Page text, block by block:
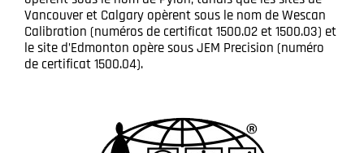
Vancouver et Calgary opèrent sous le nom de Wescan
Calibration (numéros de certificat 1500.02 et 1500.03) et
le site d’Edmonton opère sous JEM Precision (numéro
de certificat 1500.04).